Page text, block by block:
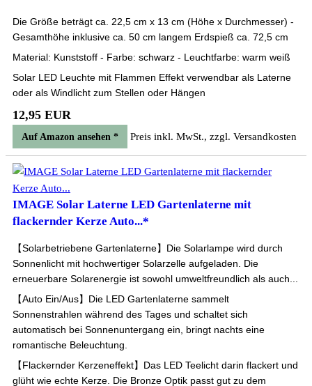
Die Größe beträgt ca. 22,5 cm x 13 cm (Höhe x Durchmesser) -
Gesamthöhe inklusive ca. 50 cm langem Erdspieß ca. 72,5 cm
Material: Kunststoff - Farbe: schwarz - Leuchtfarbe: warm weiß
Solar LED Leuchte mit Flammen Effekt verwendbar als Laterne
oder als Windlicht zum Stellen oder Hängen
12,95 EUR
Auf Amazon ansehen * Preis inkl. MwSt., zzgl. Versandkosten
IMAGE Solar Laterne LED Gartenlaterne mit
flackernder Kerze Auto...*
【Solarbetriebene Gartenlaterne】Die Solarlampe wird durch
Sonnenlicht mit hochwertiger Solarzelle aufgeladen. Die
erneuerbare Solarenergie ist sowohl umweltfreundlich als auch...
【Auto Ein/Aus】Die LED Gartenlaterne sammelt
Sonnenstrahlen während des Tages und schaltet sich
automatisch bei Sonnenuntergang ein, bringt nachts eine
romantische Beleuchtung.
【Flackernder Kerzeneffekt】Das LED Teelicht darin flackert und
glüht wie echte Kerze. Die Bronze Optik passt gut zu dem